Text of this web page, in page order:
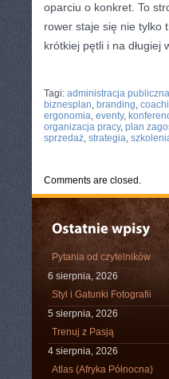
oparciu o konkret. To
rower staje się nie tylko
krótkiej pętli i na długiej
Tagi: administracja publiczna
biznesplan, branding,
ergonomia, eventy,
organizacja pracy, plan
sprzedaż, strategia,
Comments are closed.
Pytania od czytelników
6 sierpnia, 2026
Styl i Gatunki Fotografii
5 sierpnia, 2026
Trenuj z Pasją
4 sierpnia, 2026
Atlas (Afryka Północna)